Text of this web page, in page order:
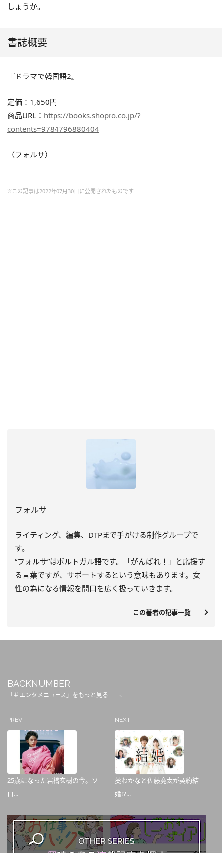
しょうか。
書誌概要
『ドラマで韓国語2』
定価：1,650円
商品URL： https://books.shopro.co.jp/?
contents=9784796880404
（フォルサ）
※この記事は2022年07月30日に公開されたものです
フォルサ
ライティング、編集、DTPまで手がける制作グループで
す。
“フォルサ”はポルトガル語です。「がんばれ！」と応援す
る言葉ですが、サポートするという意味もあります。女
性の為になる情報を間口を広く扱っていきます。
この著者の記事一覧
BACKNUMBER
「＃エンタメニュース」をもっと見る
PREV
25歳になった岩橋玄樹の今。ソ
ロ...
NEXT
葵わかなと佐藤寛太が契約結
婚!?...